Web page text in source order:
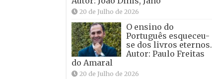
20 de Julho de 2026
O ensino do
Português esqueceu-
se dos livros eternos.
Autor: Paulo Freitas
do Amaral
20 de Julho de 2026